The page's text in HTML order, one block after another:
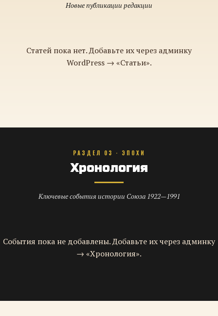
Новые публикации редакции
Статей пока нет. Добавьте их через админку
WordPress → «Статьи».
РАЗДЕЛ 03 · ЭПОХИ
Хронология
Ключевые события истории Союза 1922—1991
События пока не добавлены. Добавьте их через админку
→ «Хронология».